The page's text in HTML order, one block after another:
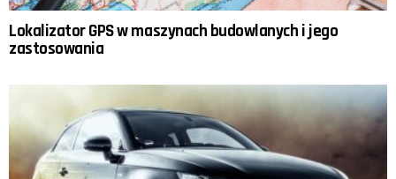
Lokalizator GPS w maszynach budowlanych i jego
zastosowania